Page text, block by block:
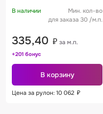
В наличии
Мин. кол-во
для заказа 30 /м.п.
335,40 ₽ за м.п.
+201 бонус
В корзину
Цена за рулон: 10 062 ₽